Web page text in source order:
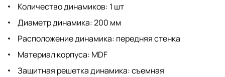
Количество динамиков: 1 шт
Диаметр динамика: 200 мм
Расположение динамика: передняя стенка
Материал корпуса: MDF
Защитная решетка динамика: съемная